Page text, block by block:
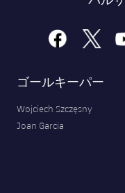
facebook
x
ゴールキーパー
Wojciech Szczęsny
Joan Garcia